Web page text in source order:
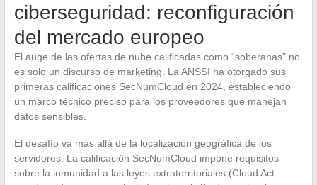
ciberseguridad: reconfiguración
del mercado europeo
El auge de las ofertas de nube calificadas como “soberanas” no
es solo un discurso de marketing. La ANSSI ha otorgado sus
primeras calificaciones SecNumCloud en 2024, estableciendo
un marco técnico preciso para los proveedores que manejan
datos sensibles.
El desafío va más allá de la localización geográfica de los
servidores. La calificación SecNumCloud impone requisitos
sobre la inmunidad a las leyes extraterritoriales (Cloud Act